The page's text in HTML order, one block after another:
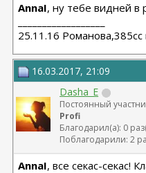
AnnaI, ну тебе видней в
25.11.16
16.03.2017, 21:09
Dasha_E
Постоянный
Profi
Благодарил(а): 0
Поблагодарили: 2
AnnaI, все секас-секас!